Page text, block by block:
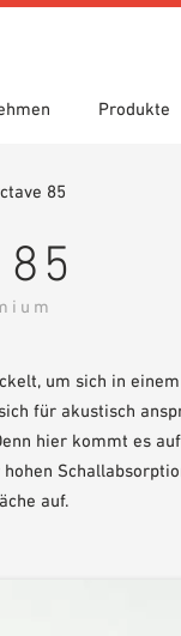
Produkte
85
um sich in
für akustisch
hier kommt es
auf.